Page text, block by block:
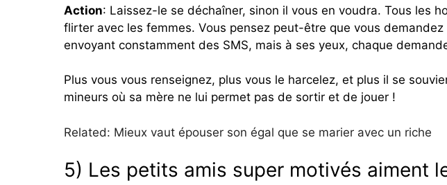
Action: Laissez-le se déchaîner, sinon il vous en voudra. Tous les
flirter avec les femmes. Vous pensez peut-être que vous
envoyant constamment des SMS, mais à ses yeux, chaque
Plus vous vous renseignez, plus vous le harcelez, et plus il se
mineurs où sa mère ne lui permet pas de sortir et de jouer !
Related: Mieux vaut épouser son égal que se marier avec un riche
5) Les petits amis super motivés aiment